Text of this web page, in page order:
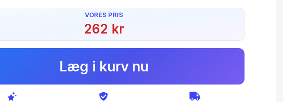
Forfatter(e):
Peder Fredslund
Møller
årsregnskaber skal sammenlægges og korrigeres, så der
et koncernregnskab.
eksempel illustreres, hvordan man i
eget regnskab kan indarbejde centrale dele af
koncernregnskabs opgørelser ved den metode, der kaldes
metode eller equity-metoden. En anden variant af denne
anvendes af virksomheder, som besidder betydelige
VORES PRIS
262 kr
Læg i kurv nu